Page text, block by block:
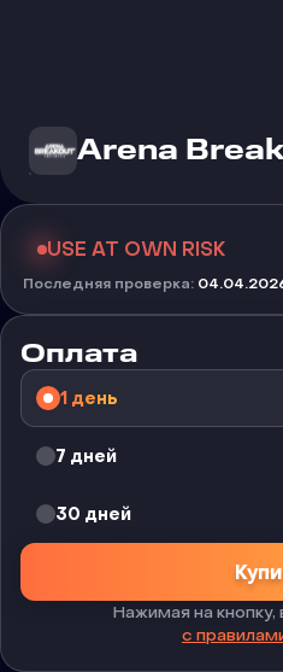
Arena
USE AT OWN RISK
Последняя проверка:
Оплата
1 день
7 дней
30 дней
Нажимая на
с